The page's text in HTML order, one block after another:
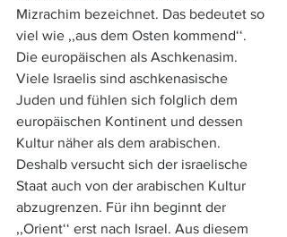
Mizrachim bezeichnet. Das bedeutet so
viel wie ,,aus dem Osten kommend‘‘.
Die europäischen als Aschkenasim.
Viele Israelis sind aschkenasische
Juden und fühlen sich folglich dem
europäischen Kontinent und dessen
Kultur näher als dem arabischen.
Deshalb versucht sich der israelische
Staat auch von der arabischen Kultur
abzugrenzen. Für ihn beginnt der
,,Orient‘‘ erst nach Israel. Aus diesem